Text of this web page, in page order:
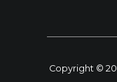
Copyright ©